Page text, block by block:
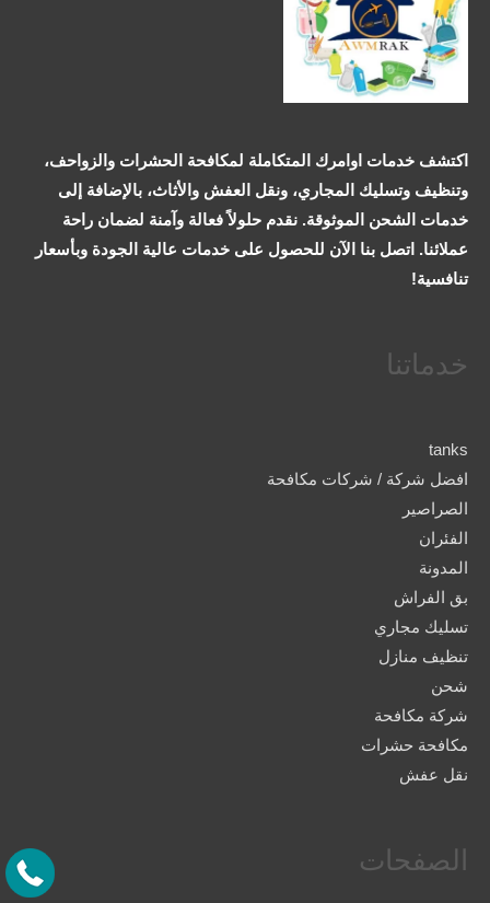
اكتشف خدمات اوامرك المتكاملة لمكافحة الحشرات والزواحف،
وتنظيف وتسليك المجاري، ونقل العفش والأثاث، بالإضافة إلى
خدمات الشحن الموثوقة. نقدم حلولاً فعالة وآمنة لضمان راحة
عملائنا. اتصل بنا الآن للحصول على خدمات عالية الجودة وبأسعار
تنافسية!
خدماتنا
tanks
افضل شركة / شركات مكافحة
الصراصير
الفئران
المدونة
بق الفراش
تسليك مجاري
تنظيف منازل
شحن
شركة مكافحة
مكافحة حشرات
نقل عفش
الصفحات